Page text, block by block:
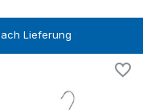
Lieferung